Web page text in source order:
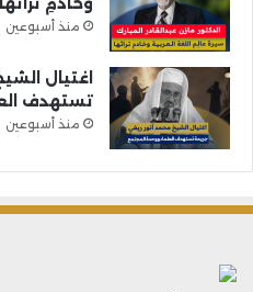
منذ أسبوعين
اغتيال
تستهدف
منذ أسبوعين